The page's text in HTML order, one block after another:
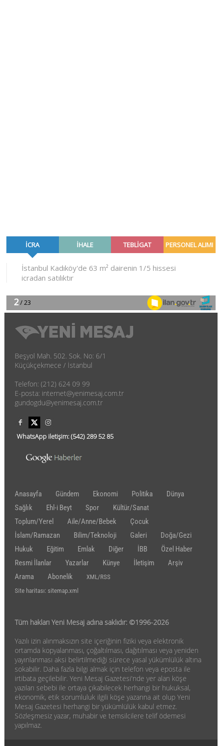
Beşyol Mah. 502. Sok. No: 6/1
Küçükçekmece / İstanbul
Telefon: (212) 624 09 99
E-posta: internet@yenimesaj.com.tr
gundogdu@yenimesaj.com.tr
WhatsApp iletişim:(542)289 52 85
Anasayfa Gündem Ekonomi Politika
Dünya
Sağlık
Ehl-i Beyt Spor
Kültür/Sanat
Toplum/Yerel
Aile/Anne/Bebek
Çocuk
İslam/Ramazan
Bilim/Teknoloji Galeri
Doğa/Gezi
Hukuk
Eğitim Emlak Diğer İBB
Özel Haber
Resmi İlanlar
Yazarlar Künye İletişim
Arşiv
Arama
Abonelik
XML/RSS
Site haritası: sitemap.xml
Tüm hakları Yeni Mesaj adına saklıdır: ©1996-2026
Yazılı izin alınmaksızın site içeriğinin fiziki veya elektronik
ortamda kopyalanması, çoğaltılması, dağıtılması veya yeniden
yayınlanması aksi belirtilmediği sürece yasal yükümlülük altına
sokabilir. Daha fazla bilgi almak için telefon veya eposta ile
irtibata geçilebilir. Yeni Mesaj Gazetesi'nde yer alan köşe
yazıları sebebi ile ortaya çıkabilecek herhangi bir hukuksal,
ekonomik, etik sorumluluk ilgili köşe yazarına ait olup Yeni
Mesaj Gazetesi herhangi bir yükümlülük kabul etmez.
Sözleşmesiz yazar, muhabir ve temsilcilere telif ödemesi
yapılmaz.